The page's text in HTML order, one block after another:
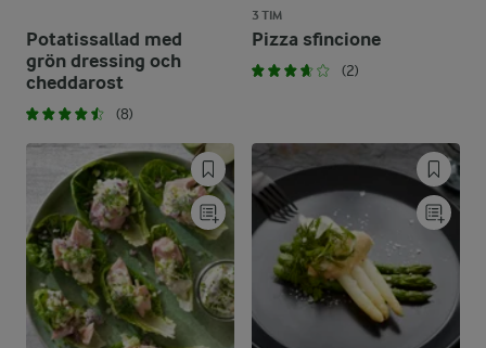
Potatissallad med
grön dressing och
cheddarost
(8)
3 TIM
Pizza sfincione
(2)